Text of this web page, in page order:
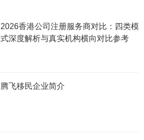
2026香港公司注册服务商对比：四类模
式深度解析与真实机构横向对比参考
腾飞移民企业简介